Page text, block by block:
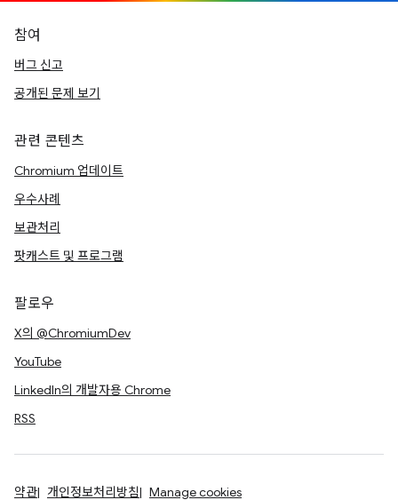
참여
버그 신고
공개된 문제 보기
관련 콘텐츠
Chromium 업데이트
우수사례
보관처리
팟캐스트 및 프로그램
팔로우
X의 @ChromiumDev
YouTube
LinkedIn의 개발자용 Chrome
RSS
약관 개인정보처리방침 Manage cookies